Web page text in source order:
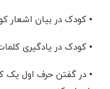
•کودک در بیان اشعار
•کودک در یادگیری
•در گفتن حرف اول یک